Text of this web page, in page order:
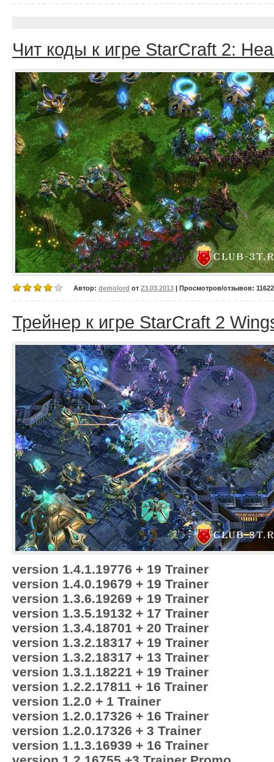
Чит коды к игре StarCraft 2:
Автор: demolord от 23.03.2013 | Просмотров/отзывов:
Трейнер к игре StarCraft 2
version 1.4.1.19776 + 19 Trainer
version 1.4.0.19679 + 19 Trainer
version 1.3.6.19269 + 19 Trainer
version 1.3.5.19132 + 17 Trainer
version 1.3.4.18701 + 20 Trainer
version 1.3.2.18317 + 19 Trainer
version 1.3.2.18317 + 13 Trainer
version 1.3.1.18221 + 19 Trainer
version 1.2.2.17811 + 16 Trainer
version 1.2.0 + 1 Trainer
version 1.2.0.17326 + 16 Trainer
version 1.2.0.17326 + 3 Trainer
version 1.1.3.16939 + 16 Trainer